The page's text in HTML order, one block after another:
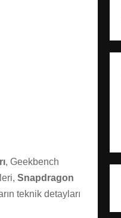
, Geekbench
Snapdragon
teknik detayları